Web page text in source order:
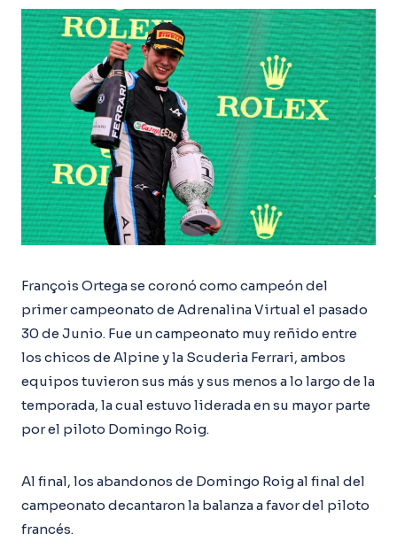
François Ortega se coronó como campeón del
primer campeonato de Adrenalina Virtual el pasado
30 de Junio. Fue un campeonato muy reñido entre
los chicos de Alpine y la Scuderia Ferrari, ambos
equipos tuvieron sus más y sus menos a lo largo de la
temporada, la cual estuvo liderada en su mayor parte
por el piloto Domingo Roig.
Al final, los abandonos de Domingo Roig al final del
campeonato decantaron la balanza a favor del piloto
francés.